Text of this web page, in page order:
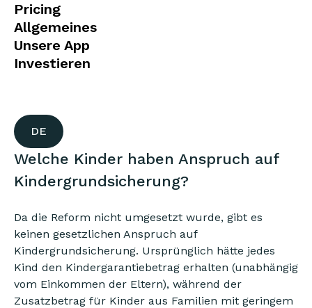
Pricing
Allgemeines
Unsere App
Investieren
DE
Welche Kinder haben Anspruch auf
Kindergrundsicherung?
Da die Reform nicht umgesetzt wurde, gibt es
keinen gesetzlichen Anspruch auf
Kindergrundsicherung. Ursprünglich hätte jedes
Kind den Kindergarantiebetrag erhalten (unabhängig
vom Einkommen der Eltern), während der
Zusatzbetrag für Kinder aus Familien mit geringem